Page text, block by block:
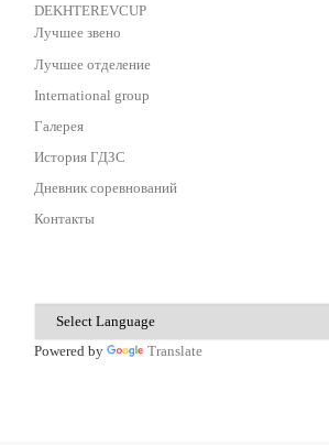
DEKHTEREVCUP
Лучшее звено
Лучшее отделение
International group
Галерея
История ГДЗС
Дневник соревнований
Контакты
Powered by Translate